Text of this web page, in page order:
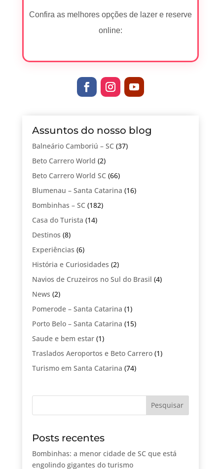
Confira as melhores opções de lazer e reserve
online:
Assuntos do nosso blog
Balneário Camboriú – SC (37)
Beto Carrero World (2)
Beto Carrero World SC (66)
Blumenau – Santa Catarina (16)
Bombinhas – SC (182)
Casa do Turista (14)
Destinos (8)
Experiências (6)
História e Curiosidades (2)
Navios de Cruzeiros no Sul do Brasil (4)
News (2)
Pomerode – Santa Catarina (1)
Porto Belo – Santa Catarina (15)
Saude e bem estar(1)
Traslados Aeroportos e Beto Carrero(1)
Turismo em Santa Catarina (74)
Posts recentes
Bombinhas: a menor cidade de SC que está
engolindo gigantes do turismo